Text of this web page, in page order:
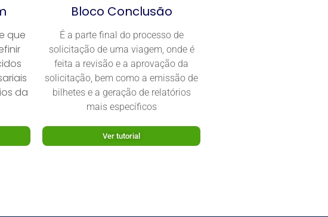
que
da
Bloco Conclusão
É a parte final do processo de
solicitação de uma viagem, onde é
feita a revisão e a aprovação da
solicitação, bem como a emissão de
bilhetes e a geração de relatórios
mais específicos
Ver tutorial